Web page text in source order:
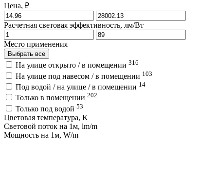
Цена, ₽
Расчетная световая эффективность, лм/Вт
Место применения
Выбрать все
На улице открыто / в помещении 316
На улице под навесом / в помещении 103
Под водой / на улице / в помещении 14
Только в помещении 202
Только под водой 53
Цветовая температура, K
Световой поток на 1м, lm/m
Мощность на 1м, W/m